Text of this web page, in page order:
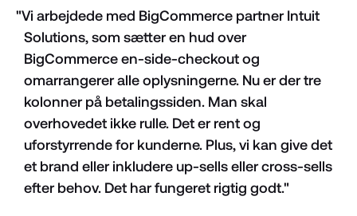
"Vi arbejdede med BigCommerce partner Intuit
Solutions, som sætter en hud over
BigCommerce en-side-checkout og
omarrangerer alle oplysningerne. Nu er der tre
kolonner på betalingssiden. Man skal
overhovedet ikke rulle. Det er rent og
uforstyrrende for kunderne. Plus, vi kan give det
et brand eller inkludere up-sells eller cross-sells
efter behov. Det har fungeret rigtig godt."